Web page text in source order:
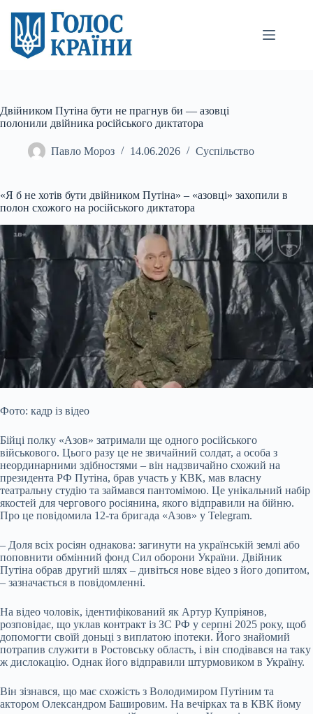
вмісту
Двійником Путіна бути не прагнув би — азовці
полонили двійника російського диктатора
Павло Мороз 14.06.2026 Суспільство
«Я б не хотів бути двійником Путіна» – «азовці» захопили в
полон схожого на російського диктатора
Фото: кадр із відео
Бійці полку «Азов» затримали ще одного російського
військового. Цього разу це не звичайний солдат, а особа з
неординарними здібностями – він надзвичайно схожий на
президента РФ Путіна, брав участь у КВК, мав власну
театральну студію та займався пантомімою. Це унікальний набір
якостей для чергового росіянина, якого відправили на бійню.
Про це повідомила 12-та бригада «Азов» у Telegram.
– Доля всіх росіян однакова: загинути на українській землі або
поповнити обмінний фонд Сил оборони України. Двійник
Путіна обрав другий шлях – дивіться нове відео з його допитом,
– зазначається в повідомленні.
На відео чоловік, ідентифікований як Артур Купріянов,
розповідає, що уклав контракт із ЗС РФ у серпні 2025 року, щоб
допомогти своїй доньці з виплатою іпотеки. Його знайомий
потрапив служити в Ростовську область, і він сподівався на таку
ж дислокацію. Однак його відправили штурмовиком в Україну.
Він зізнався, що має схожість з Володимиром Путіним та
актором Олександром Башировим. На вечірках та в КВК йому